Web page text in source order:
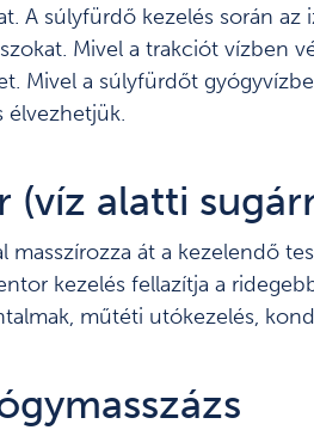
A súlyfürdő kezelés során
Mivel a trakciót vízben
Mivel a súlyfürdőt
élvezhetjük.
(víz alatti
masszírozza át a kezelendő
kezelés fellazítja a
műtéti utókezelés,